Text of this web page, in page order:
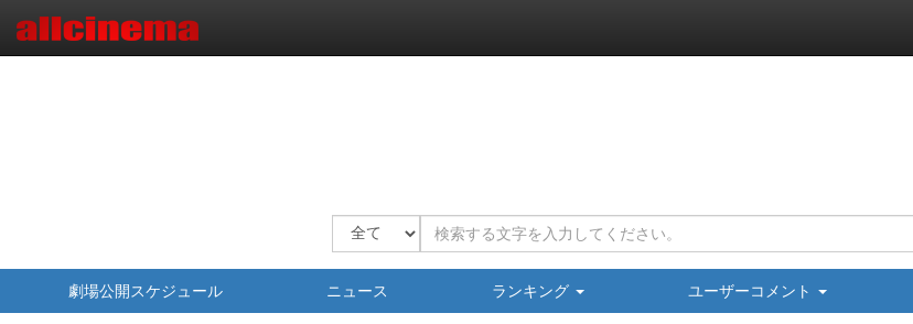
劇場公開スケジュール ニュース ランキング ユーザーコメント